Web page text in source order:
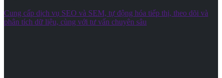
Cung cấp dịch vụ SEO và SEM, tự động hóa tiếp thị, theo dõi và
phân tích dữ liệu, cùng với tư vấn chuyên sâu